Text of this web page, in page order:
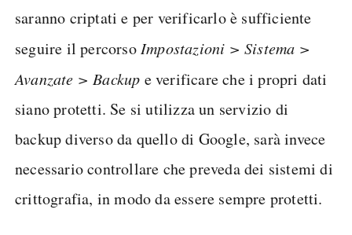
saranno criptati e per verificarlo è sufficiente
seguire il percorsoImpostazioni > Sistema >
Avanzate > Backup e verificare che i propri dati
siano protetti. Se si utilizza un servizio di
backup diverso da quello di Google, sarà invece
necessario controllare che preveda dei sistemi di
crittografia, in modo da essere sempre protetti.